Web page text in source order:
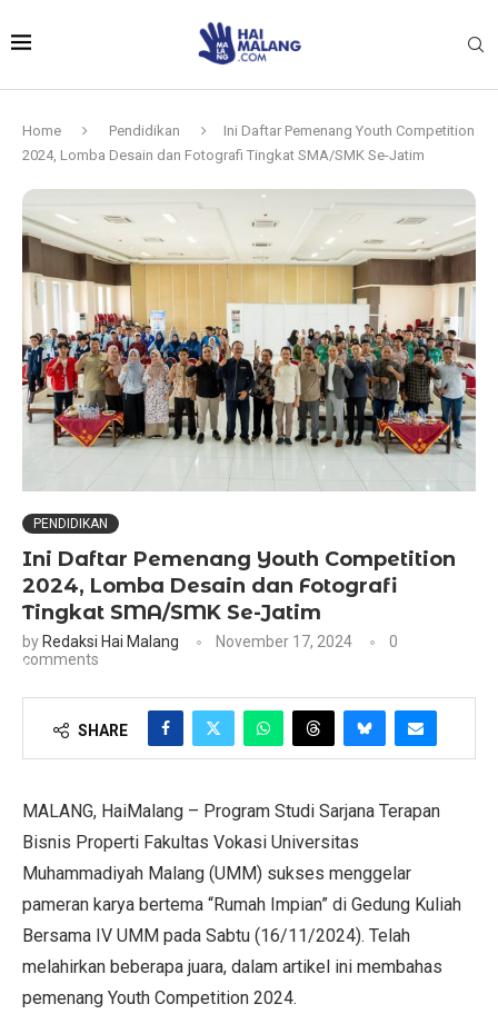
Home Pendidikan
Ini Daftar Pemenang Youth Competition
2024, Lomba Desain dan Fotografi Tingkat SMA/SMK Se-Jatim
PENDIDIKAN
Ini Daftar Pemenang Youth Competition
2024, Lomba Desain dan Fotografi
Tingkat SMA/SMK Se-Jatim
by Redaksi Hai Malang November 17, 2024
0
comments
SHARE
MALANG, HaiMalang – Program Studi Sarjana Terapan
Bisnis Properti Fakultas Vokasi Universitas
Muhammadiyah Malang (UMM) sukses menggelar
pameran karya bertema “Rumah Impian” di Gedung Kuliah
Bersama IV UMM pada Sabtu (16/11/2024). Telah
melahirkan beberapa juara, dalam artikel ini membahas
pemenang Youth Competition 2024.